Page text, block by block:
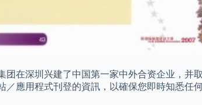
在深圳兴建了中国第一家中外合资企业，并
應用程式刊登的資訊，以確保您即時知悉任